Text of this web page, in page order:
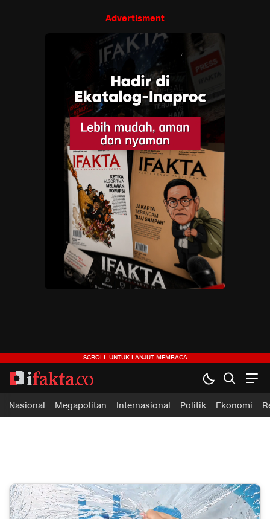
Advertisment
ifakta.co
#pastibenar
Nasional Megapolitan Internasional Politik Ekonomi